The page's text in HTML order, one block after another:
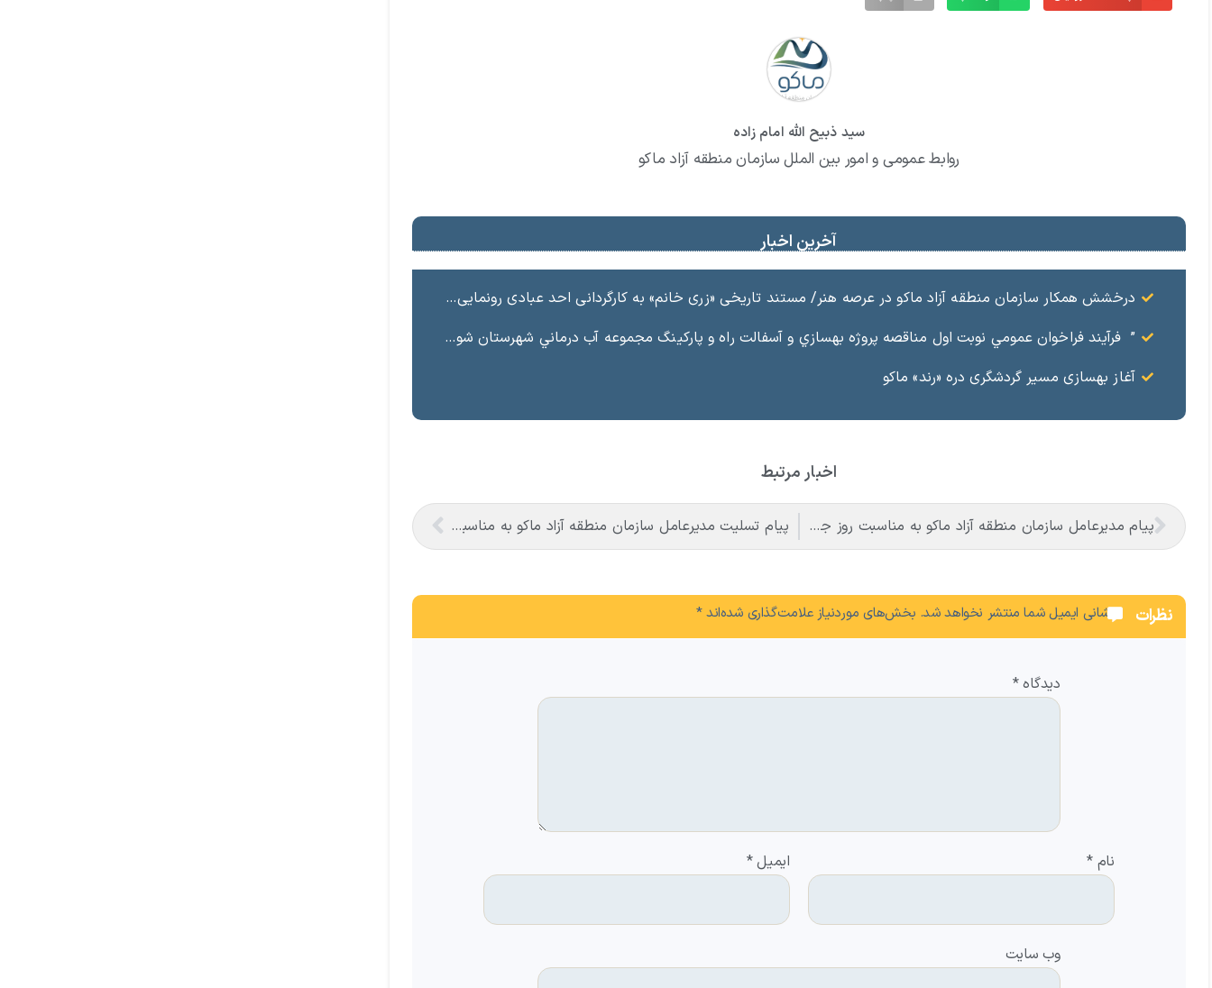
سید ذبیح الله امام زاده
روابط عمومی و امور بین الملل سازمان منطقه آزاد ماکو
آخرین اخبار
درخشش همکار سازمان منطقه آزاد ماکو در عرصه هنر/ مستند تاریخی «زری خانم» به کارگردانی احد عبادی رونمایی شد
” فرآيند فراخوان عمومي نوبت اول مناقصه پروژه بهسازي و آسفالت راه و پاركينگ مجموعه آب درماني شهرستان شوط منطقه آزاد ماكو “
آغاز بهسازی مسیر گردشگری دره «رند» ماکو
اخبار مرتبط
پیام مدیرعامل سازمان منطقه آزاد ماکو به مناسبت روز جهانی کارگر پیام تسلیت مدیرعامل سازمان منطقه آزاد ماکو به مناسبت ۱۴ و ۱۵ خرداد
نظرات نشانی ایمیل شما منتشر نخواهد شد. بخش‌های موردنیاز علامت‌گذاری شده‌اند*
دیدگاه*
نام* ایمیل*
وب‌ سایت